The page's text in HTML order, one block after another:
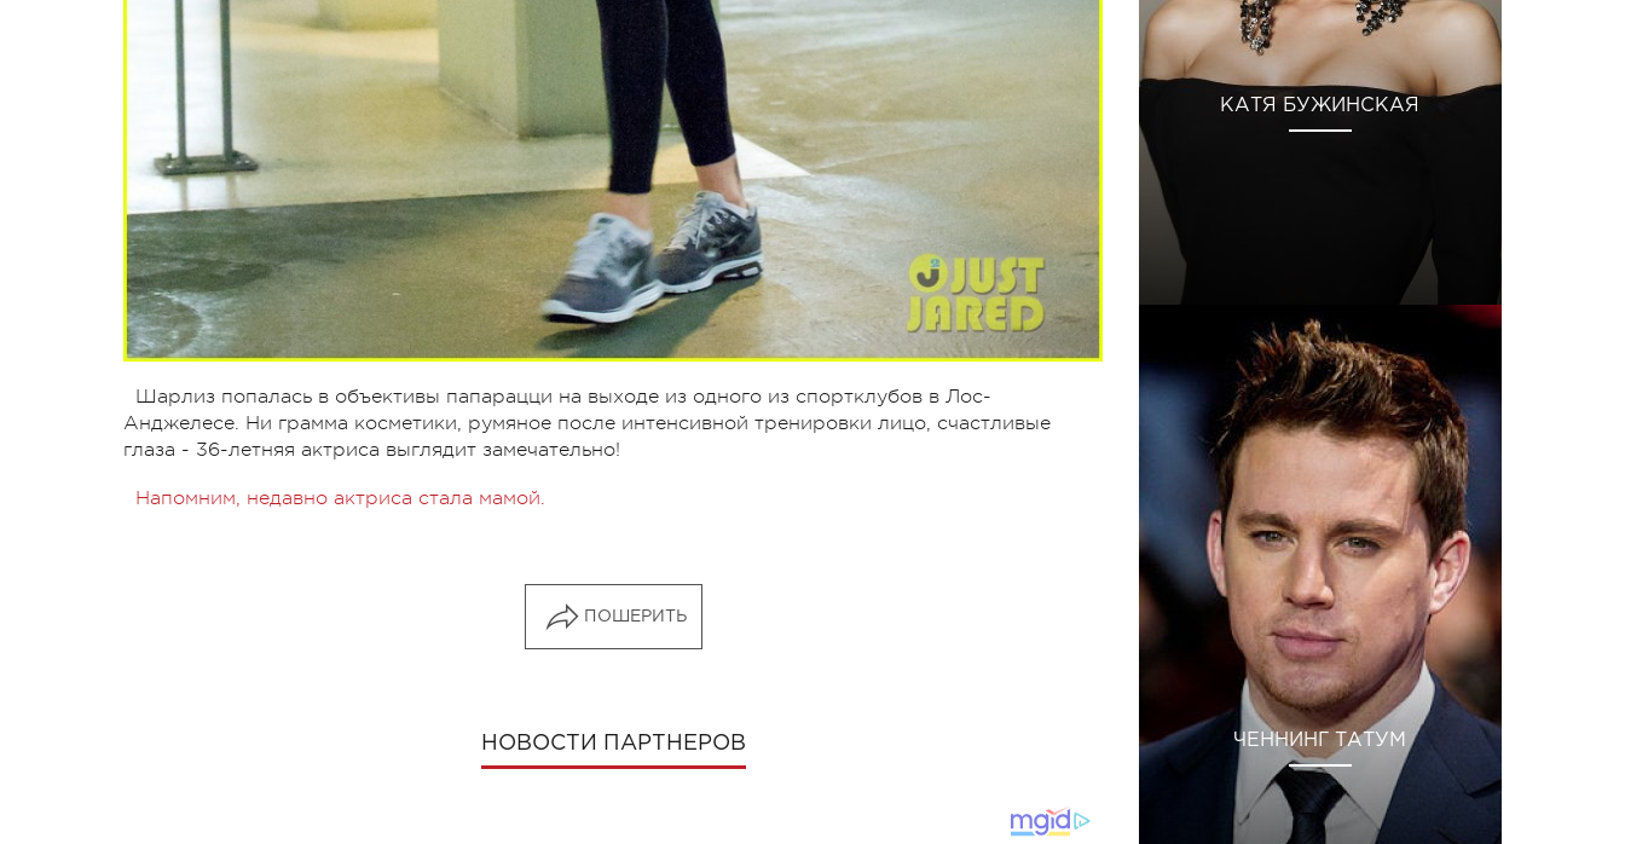
Шарлиз попалась в объективы папарацци на выходе из одного из спортклубов в Лос-
Анджелесе. Ни грамма косметики, румяное после интенсивной тренировки лицо, счастливые
глаза - 36-летняя актриса выглядит замечательно!
Напомним, недавно актриса стала мамой.
ПОШЕРИТЬ
НОВОСТИ ПАРТНЕРОВ
КАТЯ БУЖИНСКАЯ
ЧЕННИНГ ТАТУМ